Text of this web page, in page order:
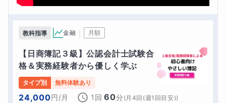
教科指導 金融 月額
【日商簿記３級】公認会計士試験合
格＆実務経験者から優しく学ぶ
タイプ別 無料体験あり
24,000円/月 1回 60分 ( 月4回(週1回目安))